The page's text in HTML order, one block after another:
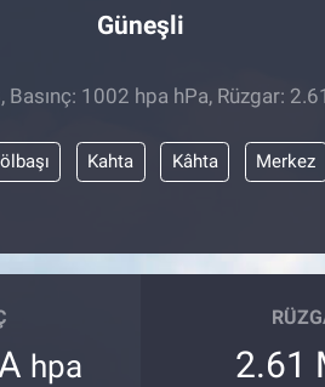
Güneşli
Basınç: 1002 hpa hPa, Rüzgar:
Kahta Kâhta Merkez
hpa 2.61